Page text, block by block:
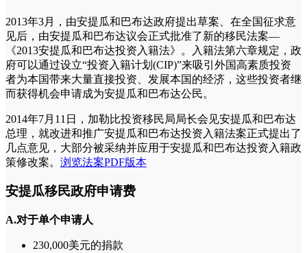
2013年3月，由安提瓜和巴布达政府提出草案、在全国征求意
见后，由安提瓜和巴布达议会正式批准了新的移民法案—
《2013安提瓜和巴布达投资入籍法》。入籍法第六章规定，政
府可以通过设立“投资入籍计划(CIP)”来吸引外国高素质投资
者为本国带来大量直接投资、发展本国的经济，这些投资者继
而获得机会申请成为安提瓜和巴布达公民。
2014年7月11日，加勒比投资移民局局长会见安提瓜和巴布达
总理，就改进和推广安提瓜和巴布达投资入籍法案正式提出了
几点意见，大部分被采纳并应用于安提瓜和巴布达投资入籍政
策修改案。 浏览法案PDF版本
安提瓜移民政府申请费
A.对于单个申请人
230,000美元的捐款